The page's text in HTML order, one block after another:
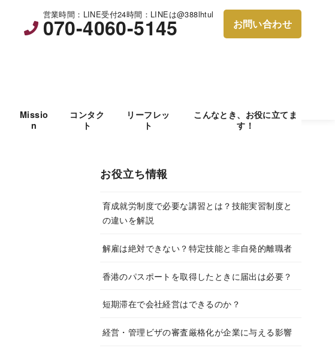
営業時間：LINE受付24時間：LINEは@388lhtul
070-4060-5145 お問い合わせ
Missio
n
コンタク
ト
リーフレッ
ト
こんなとき、お役に立てま
す！
お役立ち情報
育成就労制度で必要な講習とは？技能実習制度と
の違いを解説
解雇は絶対できない？特定技能と非自発的離職者
香港のパスポートを取得したときに届出は必要？
短期滞在で会社経営はできるのか？
経営・管理ビザの審査厳格化が企業に与える影響